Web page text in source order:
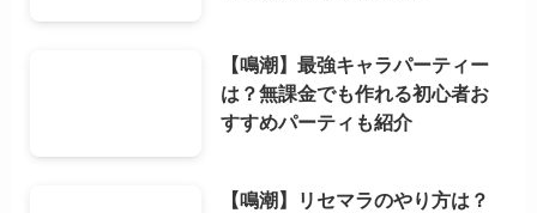
【鳴潮】最強キャラパーティー
は？無課金でも作れる初心者お
すすめパーティも紹介
【鳴潮】リセマラのやり方は？